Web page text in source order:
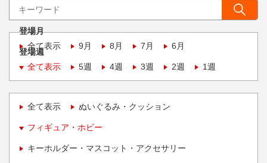
登場月
全て表示
9月 8月 7月 6月
登場週
全て表示
5週 4週 3週 2週 1週
全て表示 ぬいぐるみ・クッション
フィギュア・ホビー
キーホルダー・マスコット・アクセサリー